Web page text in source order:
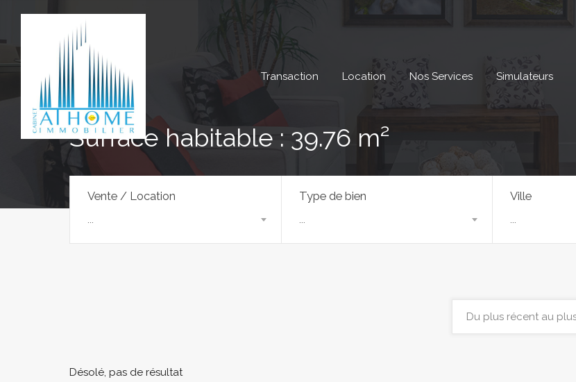
Transaction Location Nos Services Simulateurs
Surface habitable : 39.76 m²
Vente / Location Type de bien Ville
Désolé, pas de résultat